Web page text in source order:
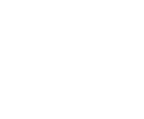
ist von € 179,99 auf €